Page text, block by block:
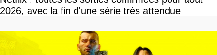
2026, avec la fin d'une série très attendue